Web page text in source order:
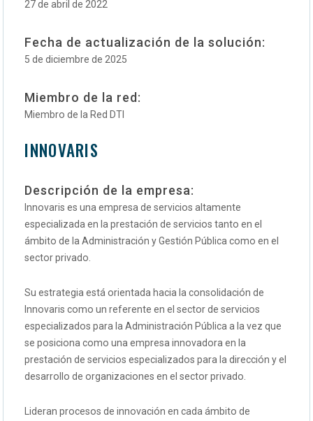
27 de abril de 2022
Fecha de actualización de la solución:
5 de diciembre de 2025
Miembro de la red:
Miembro de la Red DTI
INNOVARIS
Descripción de la empresa:
Innovaris es una empresa de servicios altamente
especializada en la prestación de servicios tanto en el
ámbito de la Administración y Gestión Pública como en el
sector privado.
Su estrategia está orientada hacia la consolidación de
Innovaris como un referente en el sector de servicios
especializados para la Administración Pública a la vez que
se posiciona como una empresa innovadora en la
prestación de servicios especializados para la dirección y el
desarrollo de organizaciones en el sector privado.
Lideran procesos de innovación en cada ámbito de